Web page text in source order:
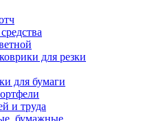
для резки
для бумаги
и труда
бумажные